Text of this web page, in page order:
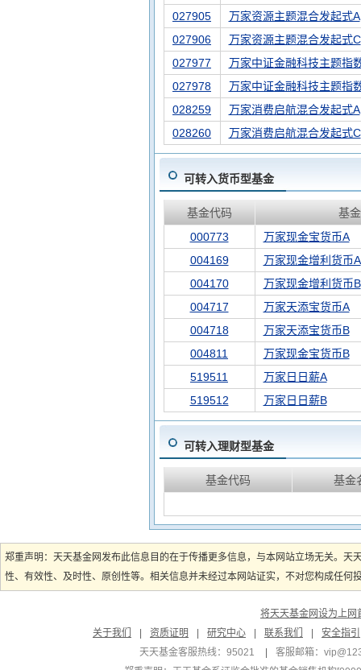
027905
万家资源主题混合发起式A
027906
万家资源主题混合发起式C
027977
万家中证金融科技主题指
027978
万家中证金融科技主题指
028259
万家消费启航混合发起式A
028260
万家消费启航混合发起式C
可转入货币型基金
基金代码
基
000773
万家现金宝货币A
004169
万家现金增利货币A
004170
万家现金增利货币B
004717
万家天添宝货币A
004718
万家天添宝货币B
004811
万家现金宝货币B
519511
万家日日薪A
519512
万家日日薪B
可转入理财型基金
基金代码 基金
郑重声明：天天基金网发布此信息目的在于传播更多信息，与本网站立场无关。
性、有效性、及时性、原创性等。相关信息并未经过本网站证实，不对您构成任
将天天基金网设为上网
关于我们
资质证明 研究中心 联系我们
安全指引
天天基金客服热线：95021
客服邮箱：